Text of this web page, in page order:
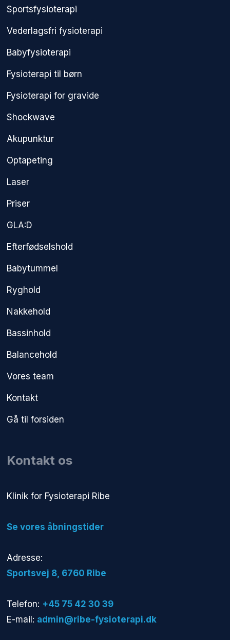
Sportsfysioterapi
Vederlagsfri fysioterapi​
Babyfysioterapi
Fysioterapi til børn
Fysioterapi for gravide
Shockwave
Akupunktur
Optapeting
Laser
Priser
GLA:D
Efterfødselshold
Babytummel
Ryghold
Nakkehold
Bassinhold
Balancehold
Vores team
Kontakt
Gå til forsiden
Kontakt os
​Klinik for Fysioterapi Ribe
​Se vores åbningstider
Adresse:
​Sportsvej 8, 6760 Ribe​
Telefon: +45 75 42 30 39
E-mail: admin@ribe-fysioterapi.dk